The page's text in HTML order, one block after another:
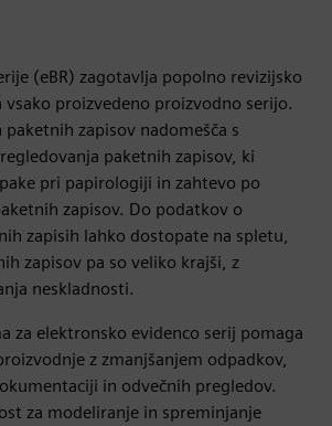
(eBR) zagotavlja popolno revizijsko
vsako proizvedeno proizvodno serijo.
zapisov nadomešča s
paketnih zapisov, ki
pri papirologiji in zahtevo po
zapisov. Do podatkov o
zapisih lahko dostopate na spletu,
zapisov pa so veliko krajši, z
neskladnosti.
za elektronsko evidenco serij pomaga
z zmanjšanjem odpadkov,
in odvečnih pregledov.
za modeliranje in spreminjanje